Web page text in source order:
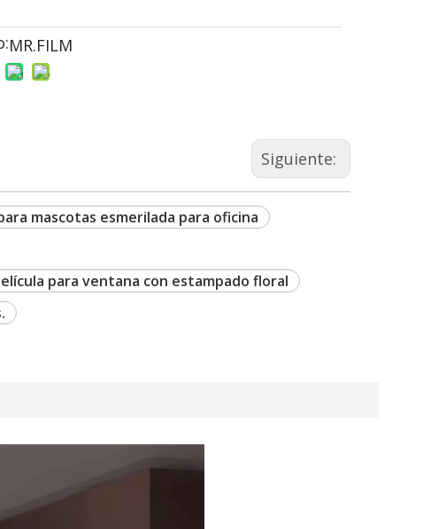
MR.FILM
Siguiente:
mascotas esmerilada para oficina
para ventana con estampado floral